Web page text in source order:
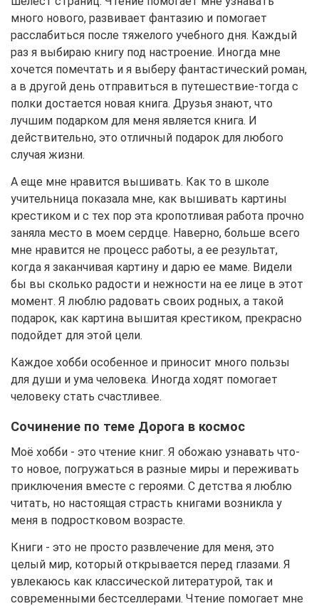
много нового, развивает фантазию и помогает
расслабиться после тяжелого учебного дня. Каждый
раз я выбираю книгу под настроение. Иногда мне
хочется помечтать и я выберу фантастический роман,
а в другой день отправиться в путешествие-тогда с
полки достается новая книга. Друзья знают, что
лучшим подарком для меня является книга. И
действительно, это отличный подарок для любого
случая жизни.
А еще мне нравится вышивать. Как то в школе
учительница показала мне, как вышивать картины
крестиком и с тех пор эта кропотливая работа прочно
заняла место в моем сердце. Наверно, больше всего
мне нравится не процесс работы, а ее результат,
когда я заканчивая картину и дарю ее маме. Видели
бы вы сколько радости и нежности на ее лице в этот
момент. Я люблю радовать своих родных, а такой
подарок, как картина вышитая крестиком, прекрасно
подойдет для этой цели.
Каждое хобби особенное и приносит много пользы
для души и ума человека. Иногда ходят помогает
человеку стать счастливее.
Сочинение по теме Дорога в космос
Моё хобби - это чтение книг. Я обожаю узнавать что-
то новое, погружаться в разные миры и переживать
приключения вместе с героями. С детства я люблю
читать, но настоящая страсть книгами возникла у
меня в подростковом возрасте.
Книги - это не просто развлечение для меня, это
целый мир, который открывается перед глазами. Я
увлекаюсь как классической литературой, так и
современными бестселлерами. Чтение помогает мне